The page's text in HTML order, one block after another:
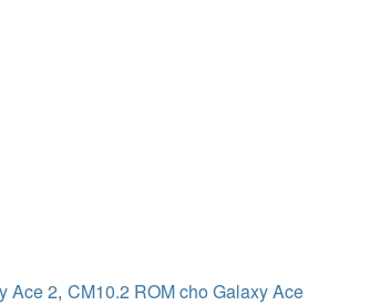
Ace 2, CM10.2 ROM cho Galaxy Ace